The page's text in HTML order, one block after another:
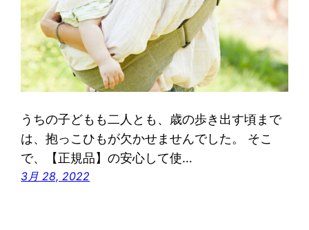
うちの子どもも二人とも、歳の歩き出す頃まで
は、抱っこひもが欠かせませんでした。 そこ
で、【正規品】の安心して使…
3月 28, 2022